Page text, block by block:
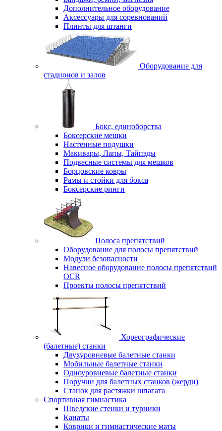
Дополнительное оборудование
Аксессуары для соревнований
Плинты для штанги
Оборудование для
стадионов и залов
Бокс, единоборства
Боксерские мешки
Настенные подушки
Макивары, Лапы, Тайпэды
Подвесные системы для мешков
Борцовские ковры
Рамы и стойки для бокса
Боксерские ринги
Полоса препятствий
Оборудование для полосы препятствий
Модули безопасности
Навесное оборудование полосы препятствий
OCR
Проекты полосы препятствий
Хореографические
(балетные) станки
Двухуровневые балетные станки
Мобильные балетные станки
Одноуровневые балетные станки
Поручни для балетных станков (жерди)
Станок для растяжки шпагата
Спортивная гимнастика
Шведские стенки и турники
Канаты
Коврики и гимнастические маты